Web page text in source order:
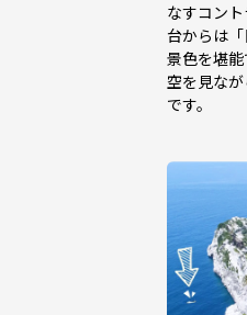
なすコン
台からは
景色を堪
空を見な
です。